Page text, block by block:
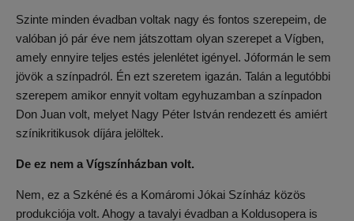
Szinte minden évadban voltak nagy és fontos szerepeim, de
valóban jó pár éve nem játszottam olyan szerepet a Vígben,
amely ennyire teljes estés jelenlétet igényel. Jóformán le sem
jövök a színpadról. Én ezt szeretem igazán. Talán a legutóbbi
szerepem amikor ennyit voltam egyhuzamban a színpadon
Don Juan volt, melyet Nagy Péter István rendezett és amiért
színikritikusok díjára jelöltek.
De ez nem a Vígszínházban volt.
Nem, ez a Szkéné és a Komáromi Jókai Színház közös
produkciója volt. Ahogy a tavalyi évadban a Koldusopera is